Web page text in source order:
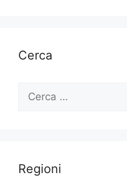
Cerca
per:
Regioni